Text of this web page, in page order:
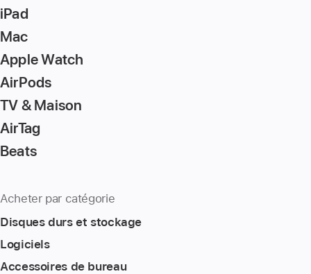
iPad
Mac
Apple Watch
AirPods
TV & Maison
AirTag
Beats
Acheter par catégorie
Disques durs et stockage
Logiciels
Accessoires de bureau